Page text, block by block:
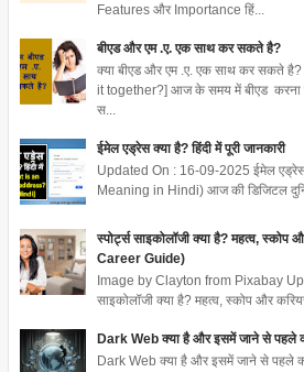
Features और Importance हिं...
बीएड और एम .ए. एक साथ कर सकते है?
क्या बीएड और एम .ए. एक साथ कर सकते
it together?] आज के समय में बीएड करना
स...
ईमेल एड्रेस क्या है? हिंदी में पूरी जानकारी
Updated On : 16-09-2025 ईमेल
Meaning in Hindi) आज की डिजिटल
स्पोर्ट्स साइकोलॉजी क्या है? महत्व,
Career Guide)
Image by Clayton from Pixabay
साइकोलॉजी क्या है? महत्व, स्कोप और
Dark Web क्या है और इसमें जाने से पहले
Dark Web क्या है और इसमें जाने से पहले